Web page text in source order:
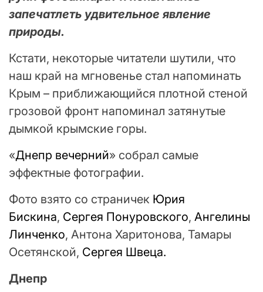
запечатлеть удвительное явление
природы.
Кстати, некоторые читатели шутили, что
наш край на мгновенье стал напоминать
Крым – приближающийся плотной стеной
грозовой фронт напоминал затянутые
дымкой крымские горы.
«Днепр вечерний» собрал самые
эффектные фотографии.
Фото взято со страничек Юрия
Бискина, Сергея Понуровского, Ангелины
Линченко, Антона Харитонова, Тамары
Осетянской, Сергея Швеца.
Днепр